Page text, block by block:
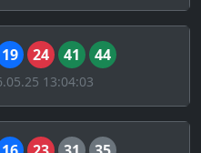
19 24 41 44
13:04:03